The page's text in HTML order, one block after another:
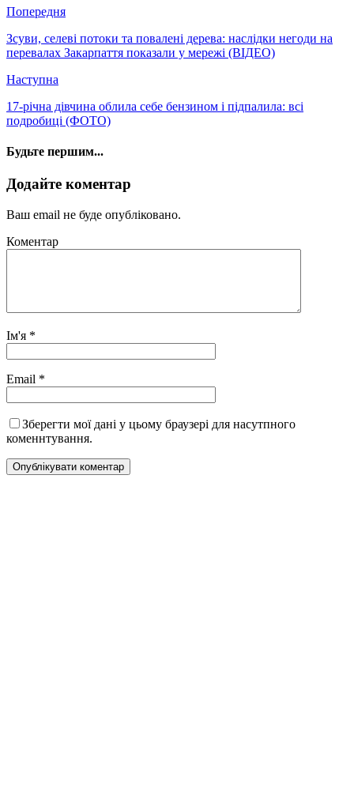
Попередня
Зсуви, селеві потоки та повалені дерева: наслідки негоди на
перевалах Закарпаття показали у мережі (ВІДЕО)
Наступна
17-річна дівчина облила себе бензином і підпалила: всі
подробиці (ФОТО)
Будьте першим...
Додайте коментар
Ваш email не буде опубліковано.
Коментар
Ім'я *
Email *
Зберегти мої дані у цьому браузері для насутпного
коменнтування.